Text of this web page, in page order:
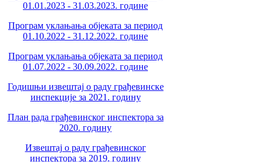
01.01.2023 - 31.03.2023. године
Програм уклањања објеката за период
01.10.2022 - 31.12.2022. године
Програм уклањања објеката за период
01.07.2022 - 30.09.2022. године
Годишњи извештај о раду грађевинске
инспекције за 2021. годину
План рада грађевинског инспектора за
2020. годину
Извештај о раду грађевинског
инспектора за 2019. годину